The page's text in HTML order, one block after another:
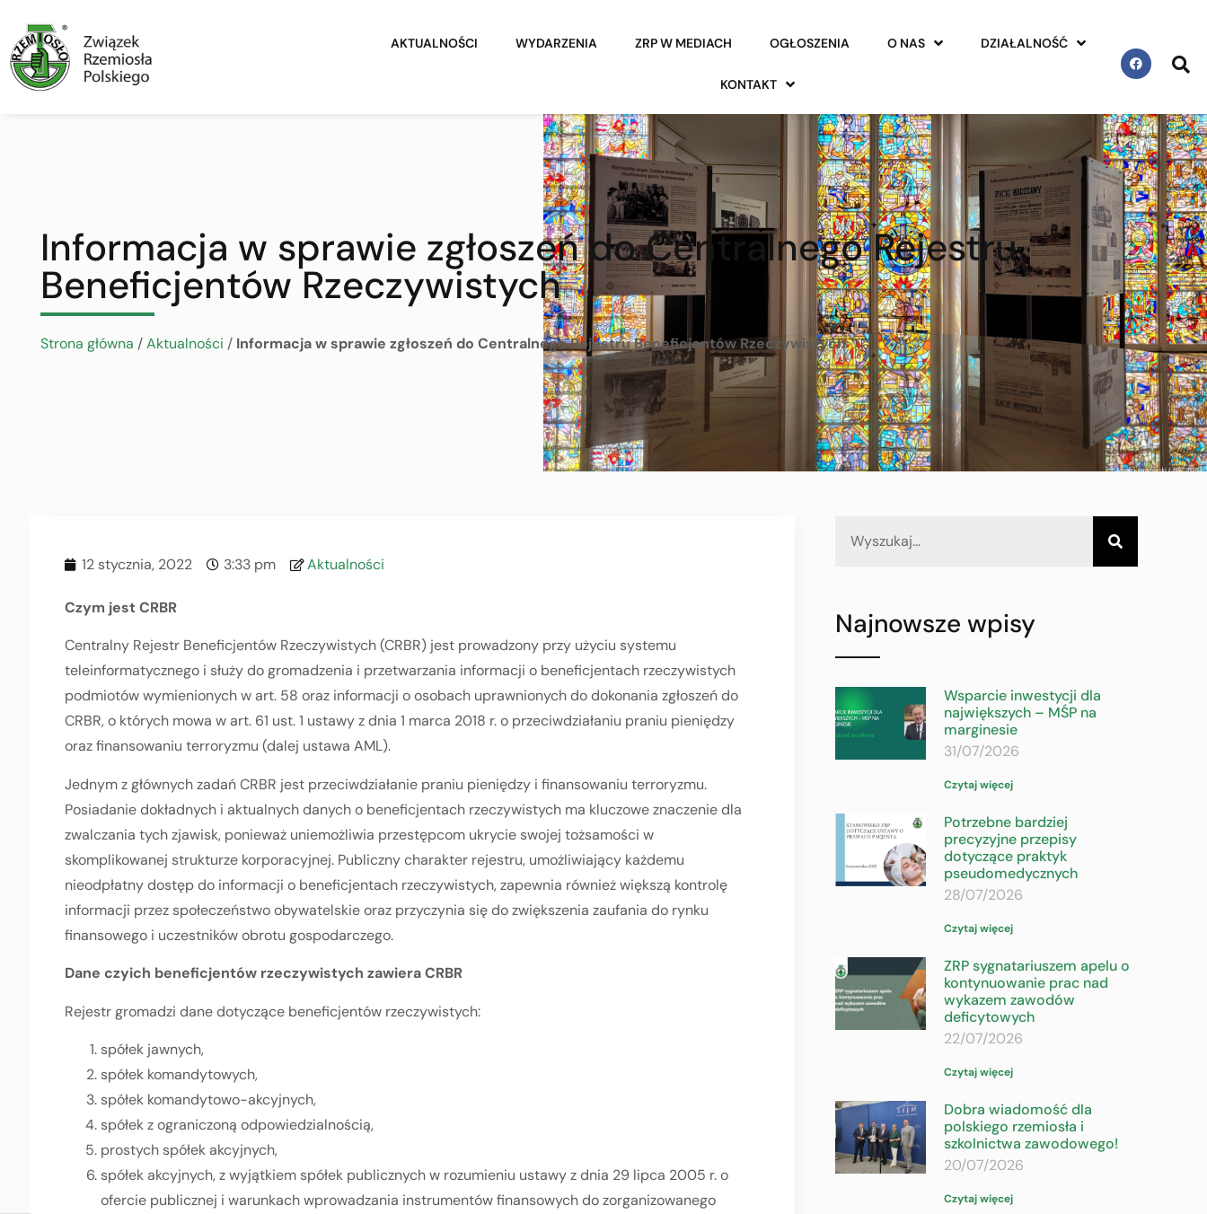
AKTUALNOŚCI WYDARZENIA ZRP W MEDIACH OGŁOSZENIA O NAS DZIAŁALNOŚĆ
KONTAKT
Informacja w sprawie zgłoszeń do Centralnego Rejestru
Beneficjentów Rzeczywistych
Strona główna /Aktualności / Informacja w sprawie zgłoszeń do Centralnego Rejestru Beneficjentów Rzeczywistych
12 stycznia, 2022 3:33 pm Aktualności
Czym jest CRBR
Centralny Rejestr Beneficjentów Rzeczywistych (CRBR) jest prowadzony przy użyciu systemu
teleinformatycznego i służy do gromadzenia i przetwarzania informacji o beneficjentach rzeczywistych
podmiotów wymienionych w art. 58 oraz informacji o osobach uprawnionych do dokonania zgłoszeń do
CRBR, o których mowa w art. 61 ust. 1 ustawy z dnia 1 marca 2018 r. o przeciwdziałaniu praniu pieniędzy
oraz finansowaniu terroryzmu (dalej ustawa AML).
Jednym z głównych zadań CRBR jest przeciwdziałanie praniu pieniędzy i finansowaniu terroryzmu.
Posiadanie dokładnych i aktualnych danych o beneficjentach rzeczywistych ma kluczowe znaczenie dla
zwalczania tych zjawisk, ponieważ uniemożliwia przestępcom ukrycie swojej tożsamości w
skomplikowanej strukturze korporacyjnej. Publiczny charakter rejestru, umożliwiający każdemu
nieodpłatny dostęp do informacji o beneficjentach rzeczywistych, zapewnia również większą kontrolę
informacji przez społeczeństwo obywatelskie oraz przyczynia się do zwiększenia zaufania do rynku
finansowego i uczestników obrotu gospodarczego.
Dane czyich beneficjentów rzeczywistych zawiera CRBR
Rejestr gromadzi dane dotyczące beneficjentów rzeczywistych:
spółek jawnych,
spółek komandytowych,
spółek komandytowo-akcyjnych,
spółek z ograniczoną odpowiedzialnością,
prostych spółek akcyjnych,
spółek akcyjnych, z wyjątkiem spółek publicznych w rozumieniu ustawy z dnia 29 lipca 2005 r. o
ofercie publicznej i warunkach wprowadzania instrumentów finansowych do zorganizowanego
Najnowsze wpisy
Wsparcie inwestycji dla
największych – MŚP na
marginesie
31/07/2026
Czytaj więcej
Potrzebne bardziej
precyzyjne przepisy
dotyczące praktyk
pseudomedycznych
28/07/2026
Czytaj więcej
ZRP sygnatariuszem apelu o
kontynuowanie prac nad
wykazem zawodów
deficytowych
22/07/2026
Czytaj więcej
Dobra wiadomość dla
polskiego rzemiosła i
szkolnictwa zawodowego!
20/07/2026
Czytaj więcej